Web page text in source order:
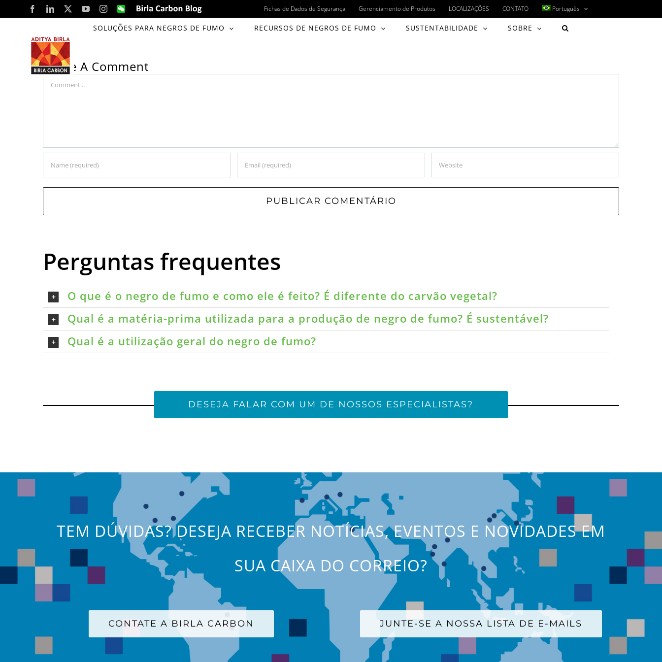
to
content
FacebookLinkedIn YouTubeInstagram
WeChatBirla
Carbon
Blog
Fichas de Dados de Segurança Gerenciamento de Produtos LOCALIZAÇÕES CONTATO Português
SOLUÇÕES PARA NEGROS DE FUMO RECURSOS DE NEGROS DE FUMO SUSTENTABILIDADE SOBRE
global specialty blacks product portfolio v2
Leave A Comment
Comment
Perguntas frequentes
O que é o negro de fumo e como ele é feito? É diferente do carvão vegetal?
Qual é a matéria-prima utilizada para a produção de negro de fumo? É sustentável?
Qual é a utilização geral do negro de fumo?
DESEJA FALAR COM UM DE NOSSOS ESPECIALISTAS?
TEM DÚVIDAS? DESEJA RECEBER NOTÍCIAS, EVENTOS E NOVIDADES EM
SUA CAIXA DO CORREIO?
CONTATE A BIRLA CARBON JUNTE-SE A NOSSA LISTA DE E-MAILS